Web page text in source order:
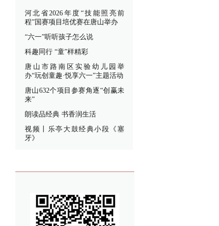
河北省2026年度“技能照亮前
程”国赛项目培优赛在唐山举办
“六一”听听孩子怎么说
科趣同行 “童”样精彩
唐山市路南区实验幼儿园举
办“玩创童趣·悦享六一”主题活动
唐山632个项目参赛角逐“创赢未
来”
朗读品经典 书香润生活
视频丨乐亭大鼓经典小段《塞
牙》